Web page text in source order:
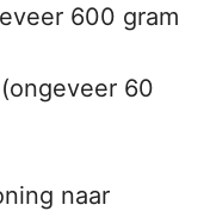
600 gram
60
naar